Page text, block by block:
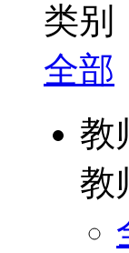
类别
全部
教
教